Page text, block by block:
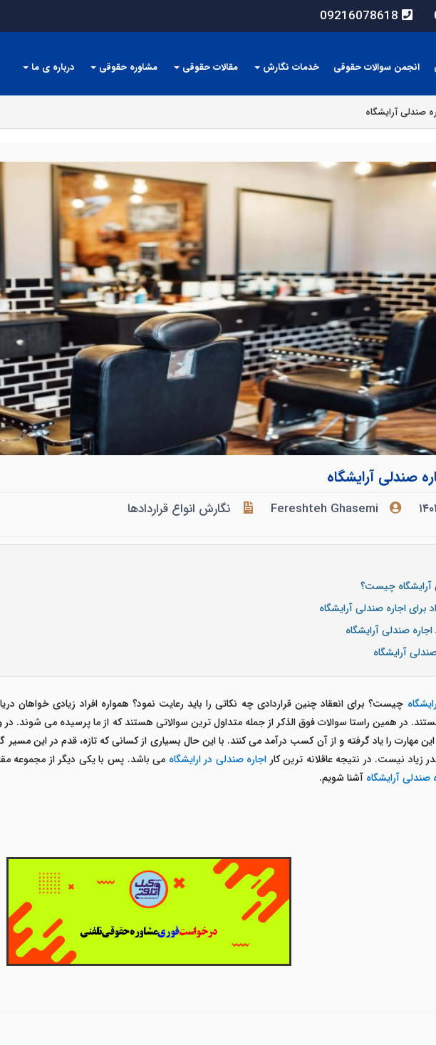
09216078618
انجمن سوالات حقوقی خدمات نگارش مقالات حقوقی مشاوره حقوقی درباره ی ما
صندلی آرایشگاه
صندلی آرایشگاه
Fereshteh Ghasemi نگارش انواع قراردادها
آرایشگاه چیست؟
برای اجاره صندلی آرایشگاه
اجاره صندلی آرایشگاه
آرایشگاه
چیست؟ برای انعقاد چنین قراردادی چه نکاتی را باید رعایت نمود؟ همواره افراد زیادی خواهان
در همین راستا سوالات فوق الذکر از جمله متداول ترین سوالاتی هستند که از ما پرسیده می شوند. در
این مهارت را یاد گرفته و از آن کسب درآمد می کنند. با این حال بسیاری از کسانی که تازه، قدم در این مسیر
زیاد نیست. در نتیجه عاقلانه ترین کار اجاره صندلی در ارایشگاه می باشد. پس با یکی دیگر از مجموعه
صندلی آرایشگاه آشنا شویم.